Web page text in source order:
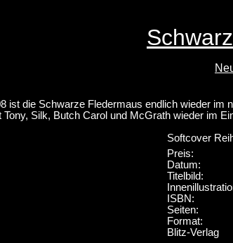
ist die Schwarze Fledermaus endlich wieder im
Tony, Silk, Butch Carol und McGrath wieder im
Softcover
Preis:
Titelbild:
ISBN:
Blitz-Verlag